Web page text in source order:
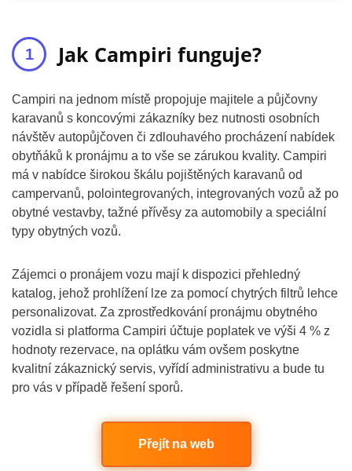
Jak Campiri funguje?
Campiri na jednom místě propojuje majitele a půjčovny
karavanů s koncovými zákazníky bez nutnosti osobních
návštěv autopůjčoven či zdlouhavého procházení nabídek
obytňáků k pronájmu a to vše se zárukou kvality. Campiri
má v nabídce širokou škálu pojištěných karavanů od
campervanů, polointegrovaných, integrovaných vozů až po
obytné vestavby, tažné přívěsy za automobily a speciální
typy obytných vozů.
Zájemci o pronájem vozu mají k dispozici přehledný
katalog, jehož prohlížení lze za pomocí chytrých filtrů lehce
personalizovat. Za zprostředkování pronájmu obytného
vozidla si platforma Campiri účtuje poplatek ve výši 4 % z
hodnoty rezervace, na oplátku vám ovšem poskytne
kvalitní zákaznický servis, vyřídí administrativu a bude tu
pro vás v případě řešení sporů.
Přejít na web